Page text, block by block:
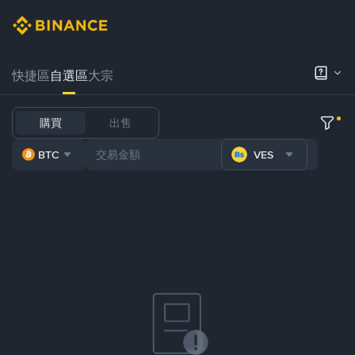
快捷區自選區大宗
購買 出售
BTC VES